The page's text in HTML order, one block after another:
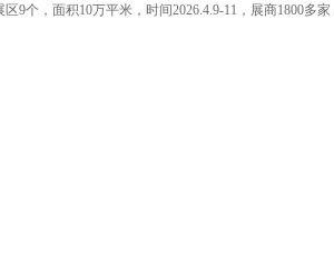
9个，面积10万平米，时间2026.4.9-11，展商1800多